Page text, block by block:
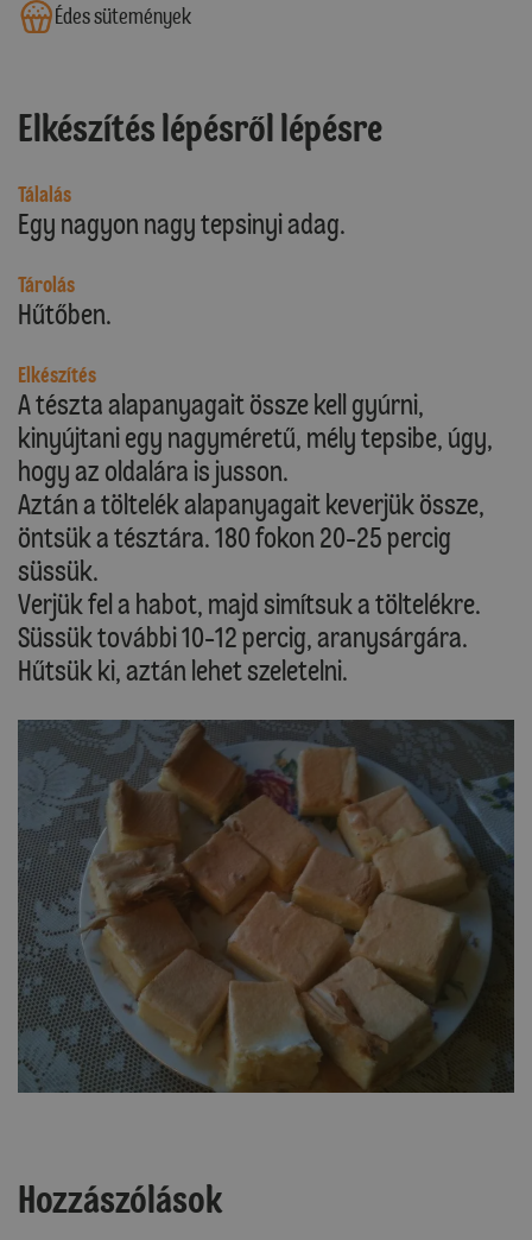
Édes sütemények
Elkészítés lépésről lépésre
Tálalás
Egy nagyon nagy tepsinyi adag.
Tárolás
Hűtőben.
Elkészítés
A tészta alapanyagait össze kell gyúrni,
kinyújtani egy nagyméretű, mély tepsibe, úgy,
hogy az oldalára is jusson.
Aztán a töltelék alapanyagait keverjük össze,
öntsük a tésztára. 180 fokon 20-25 percig
süssük.
Verjük fel a habot, majd simítsuk a töltelékre.
Süssük további 10-12 percig, aranysárgára.
Hűtsük ki, aztán lehet szeletelni.
Hozzászólások